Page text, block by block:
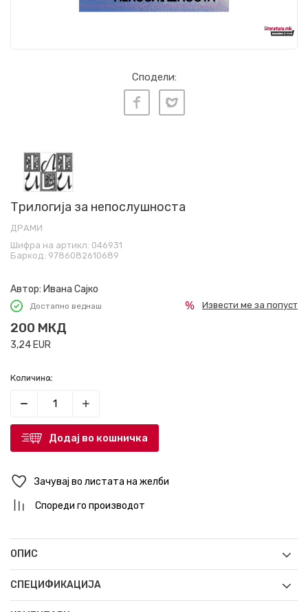
Сподели:
Трилогија за непослушноста
ДРАМИ
Шифра на артикл: 046931
Баркод: 9786082610689
Автор: Ивана Сајко
Достапно веднаш
200 МКД
3,24EUR
Извести ме за попуст
Количина:
Додај во кошничка
Зачувај во листата на желби
Спореди го производот
ОПИС
СПЕЦИФИКАЦИЈА